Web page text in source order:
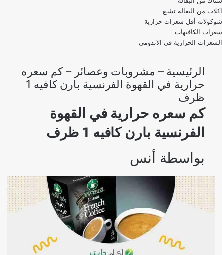
اكلات من البقالة تشبع
شوكولاته أقل سعرات حرارية
سعرات الكافيهات
السعرات الحرارية في الاندومي
الرئيسية – مشروبات وعصائر –كم سعره
حرارية في القهوة الفرنسية بارن كافيه 1
ظرف
كم سعره حرارية في القهوة
الفرنسية بارن كافيه 1 ظرف
بواسطة أنس